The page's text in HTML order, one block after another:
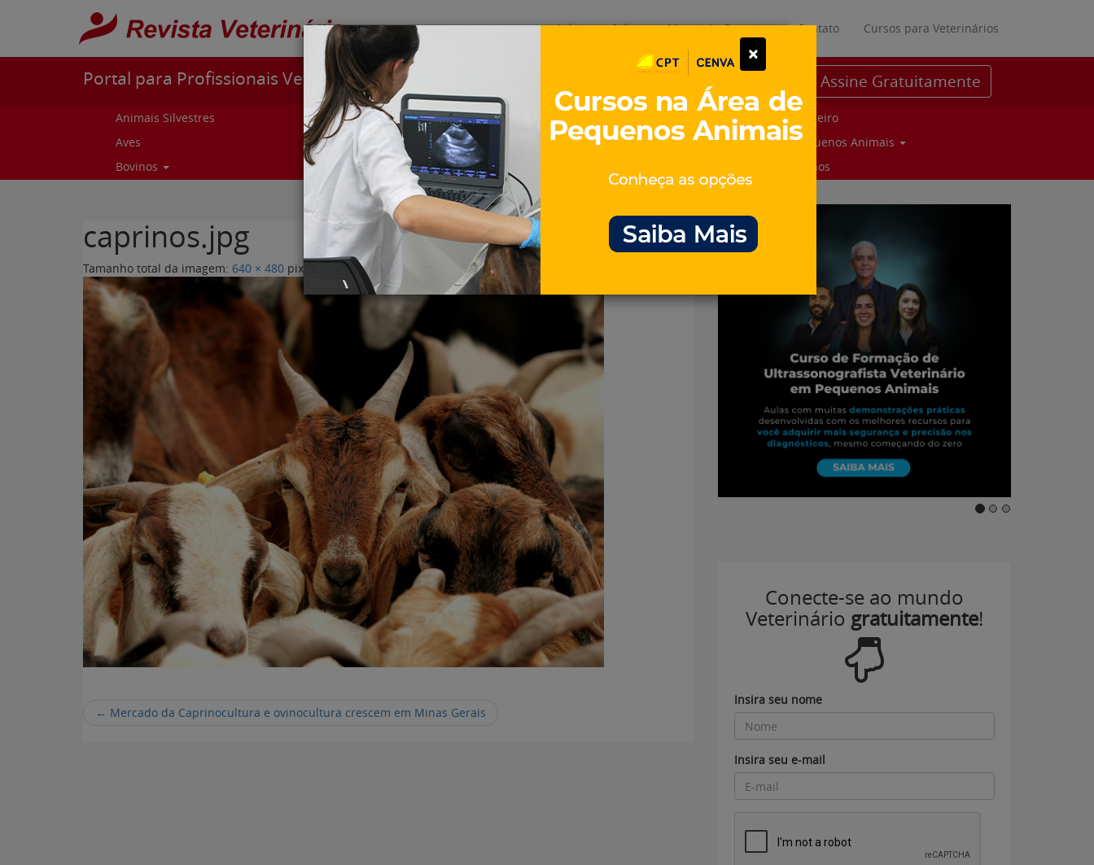
Pular para o conteúdo
Início Sobre Materiais Gratuitos Contato Cursos para Veterinários
Portal para Profissionais Veterinários Assine Gratuitamente
Animais Silvestres
Aves
Bovinos
Caprinos e ovinos
Curiosidades
Cursos e Eventos
Equinos
Parceiro
Pequenos Animais
Suinos
caprinos.jpg
Tamanho total da imagem: 640 × 480 pixels
← Mercado da Caprinocultura e ovinocultura crescem em Minas Gerais
Conecte-se ao mundo
Veterinário gratuitamente!
Insira seu nome
Insira seu e-mail
×